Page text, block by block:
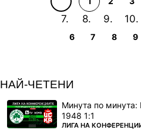
6 7 8 9
НАЙ-ЧЕТЕНИ
Минута по
1948 1:1
ПОВЕЧЕ ОТ
ЛИГА НА